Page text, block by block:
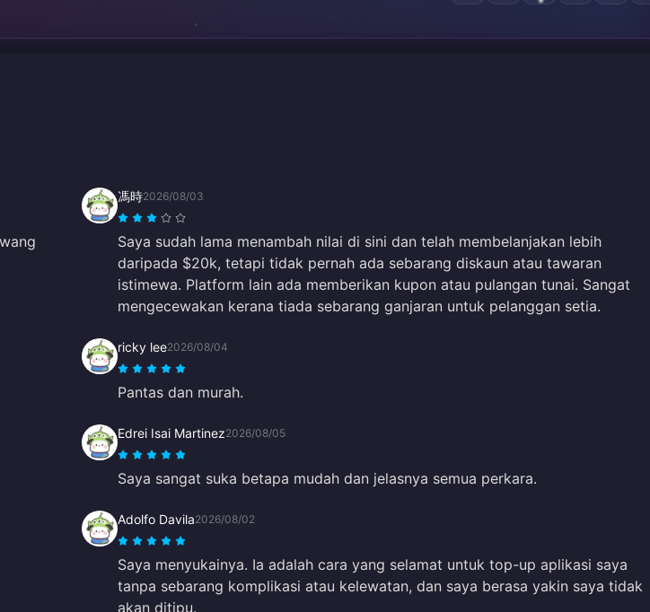
馮時2026/08/03
Saya sudah lama menambah nilai di sini dan telah membelanjakan lebih
daripada $20k, tetapi tidak pernah ada sebarang diskaun atau tawaran
istimewa. Platform lain ada memberikan kupon atau pulangan tunai. Sangat
mengecewakan kerana tiada sebarang ganjaran untuk pelanggan setia.
ricky lee2026/08/04
Pantas dan murah.
Edrei Isai Martinez2026/08/05
Saya sangat suka betapa mudah dan jelasnya semua perkara.
Adolfo Davila2026/08/02
Saya menyukainya. Ia adalah cara yang selamat untuk top-up aplikasi saya
tanpa sebarang komplikasi atau kelewatan, dan saya berasa yakin saya tidak
akan ditipu.